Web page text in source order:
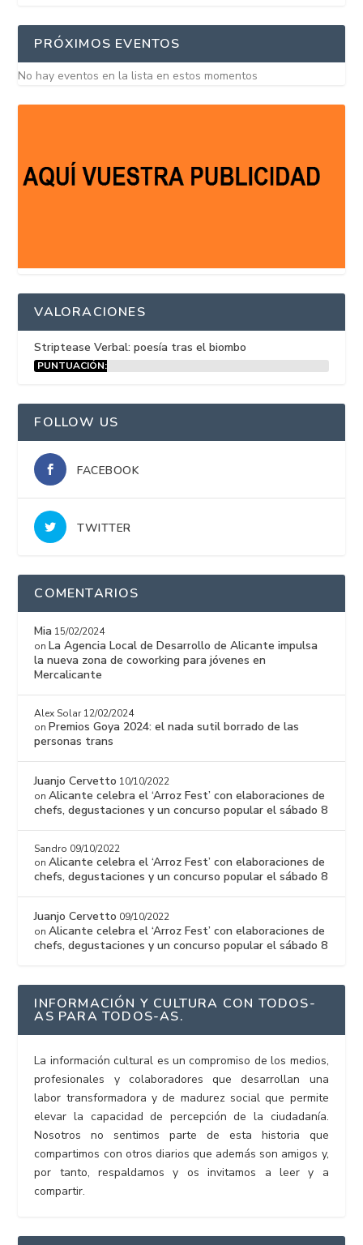
PRÓXIMOS EVENTOS
No hay eventos en la lista en estos momentos
VALORACIONES
Striptease Verbal: poesía tras el biombo
PUNTUACIÓN:
FOLLOW US
FACEBOOK
TWITTER
COMENTARIOS
Mia 15/02/2024
on La Agencia Local de Desarrollo de Alicante impulsa
la nueva zona de coworking para jóvenes en
Mercalicante
Alex Solar 12/02/2024
on Premios Goya 2024: el nada sutil borrado de las
personas trans
Juanjo Cervetto 10/10/2022
onAlicante celebra el ‘Arroz Fest’ con elaboraciones de
chefs, degustaciones y un concurso popular el sábado 8
Sandro 09/10/2022
onAlicante celebra el ‘Arroz Fest’ con elaboraciones de
chefs, degustaciones y un concurso popular el sábado 8
Juanjo Cervetto 09/10/2022
onAlicante celebra el ‘Arroz Fest’ con elaboraciones de
chefs, degustaciones y un concurso popular el sábado 8
INFORMACIÓN Y CULTURA CON TODOS-
AS PARA TODOS-AS.
La información cultural es un compromiso de los medios,
profesionales y colaboradores que desarrollan una
labor transformadora y de madurez social que permite
elevar la capacidad de percepción de la ciudadanía.
Nosotros no sentimos parte de esta historia que
compartimos con otros diarios que además son amigos y,
por tanto, respaldamos y os invitamos a leer y a
compartir.